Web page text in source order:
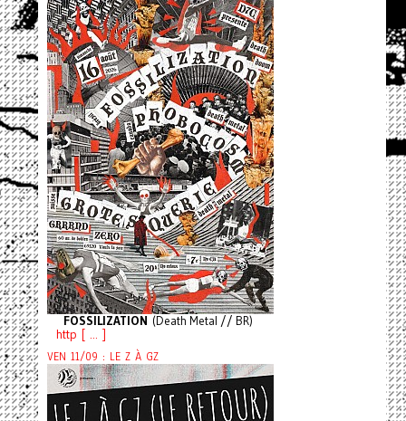
FOSSILIZATION (Death Metal // BR)
http [ ... ]
VEN 11/09 : LE Z À GZ